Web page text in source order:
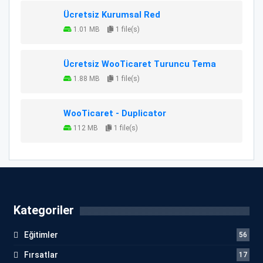
Ücretsiz Kurumsal Red
1.01 MB 1 file(s)
Ücretsiz WooTicaret Turuncu Tema
1.88 MB 1 file(s)
WooTicaret - Duplicator
112 MB 1 file(s)
Kategoriler
Eğitimler 56
Fırsatlar 17